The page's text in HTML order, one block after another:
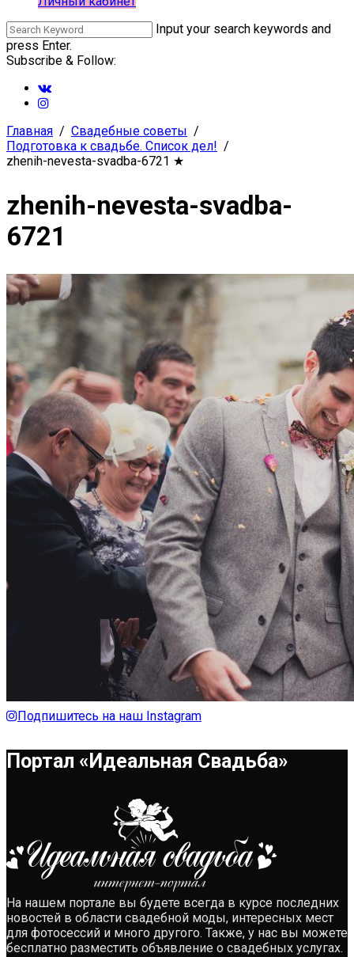
Input your search keywords and
press Enter.
Subscribe & Follow:
Главная
Свадебные советы
Подготовка к свадьбе. Список дел!
zhenih-nevesta-svadba-6721 ★
zhenih-nevesta-svadba-
6721
Подпишитесь на наш Instagram
Портал «Идеальная Свадьба»
На нашем портале вы будете всегда в курсе последних
новостей в области свадебной моды, интересных мест
для фотосессий и много другого. Также, у нас вы можете
бесплатно разместить объявление о свадебных услугах.